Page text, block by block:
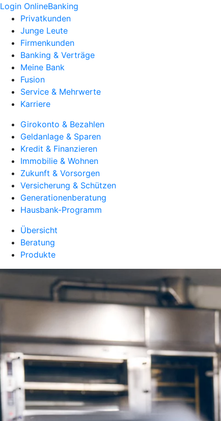
Login OnlineBanking
Privatkunden
Junge Leute
Firmenkunden
Banking & Verträge
Meine Bank
Fusion
Service & Mehrwerte
Karriere
Girokonto & Bezahlen
Geldanlage & Sparen
Kredit & Finanzieren
Immobilie & Wohnen
Zukunft & Vorsorgen
Versicherung & Schützen
Generationenberatung
Hausbank-Programm
Übersicht
Beratung
Produkte